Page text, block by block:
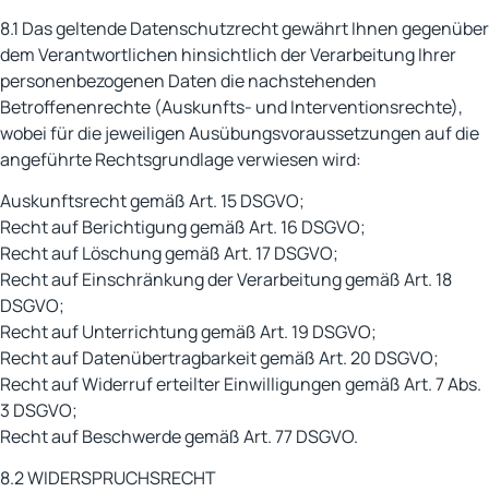
8.1 Das geltende Datenschutzrecht gewährt Ihnen gegenüber
dem Verantwortlichen hinsichtlich der Verarbeitung Ihrer
personenbezogenen Daten die nachstehenden
Betroffenenrechte (Auskunfts- und Interventionsrechte),
wobei für die jeweiligen Ausübungsvoraussetzungen auf die
angeführte Rechtsgrundlage verwiesen wird:
Auskunftsrecht gemäß Art. 15 DSGVO;
Recht auf Berichtigung gemäß Art. 16 DSGVO;
Recht auf Löschung gemäß Art. 17 DSGVO;
Recht auf Einschränkung der Verarbeitung gemäß Art. 18
DSGVO;
Recht auf Unterrichtung gemäß Art. 19 DSGVO;
Recht auf Datenübertragbarkeit gemäß Art. 20 DSGVO;
Recht auf Widerruf erteilter Einwilligungen gemäß Art. 7 Abs.
3 DSGVO;
Recht auf Beschwerde gemäß Art. 77 DSGVO.
8.2 WIDERSPRUCHSRECHT